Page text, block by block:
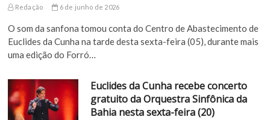
Redação 6 de junho de 2026
O som da sanfona tomou conta do Centro de Abastecimento de
Euclides da Cunha na tarde desta sexta-feira (05), durante mais
uma edição do Forró…
Euclides da Cunha recebe concerto
gratuito da Orquestra Sinfônica da
Bahia nesta sexta-feira (20)